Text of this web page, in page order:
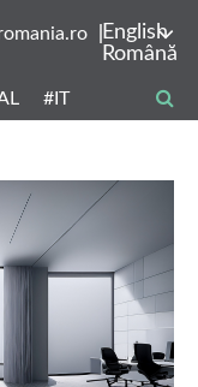
English
Română
#IT